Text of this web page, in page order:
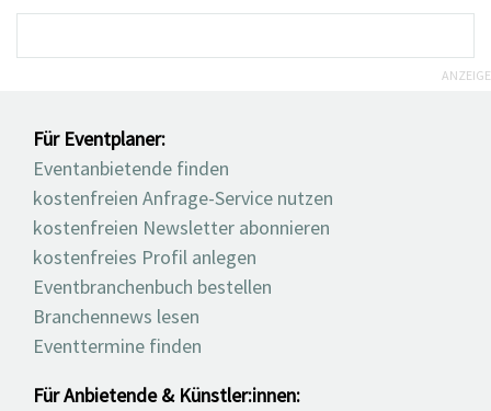
ANZEIGE
Für Eventplaner:
Eventanbietende finden
kostenfreien Anfrage-Service nutzen
kostenfreien Newsletter abonnieren
kostenfreies Profil anlegen
Eventbranchenbuch bestellen
Branchennews lesen
Eventtermine finden
Für Anbietende & Künstler:innen: